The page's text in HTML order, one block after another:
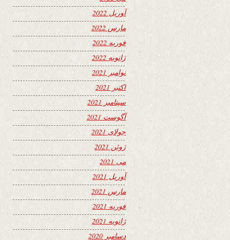
آوریل 2022
مارس 2022
فوریه 2022
ژانویه 2022
نوامبر 2021
اکتبر 2021
سپتامبر 2021
آگوست 2021
جولای 2021
ژوئن 2021
می 2021
آوریل 2021
مارس 2021
فوریه 2021
ژانویه 2021
دسامبر 2020